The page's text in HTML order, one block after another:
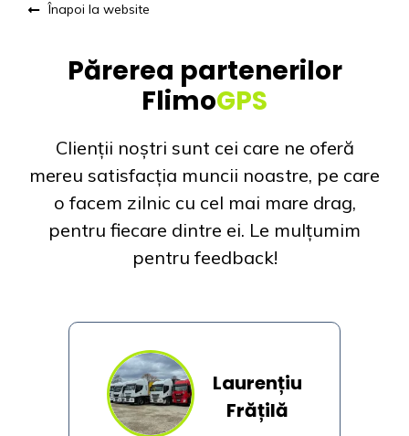
Înapoi la website
Părerea partenerilor
FlimoGPS
Clienții noștri sunt cei care ne oferă
mereu satisfacția muncii noastre, pe care
o facem zilnic cu cel mai mare drag,
pentru fiecare dintre ei. Le mulțumim
pentru feedback!
Laurențiu
Frățilă